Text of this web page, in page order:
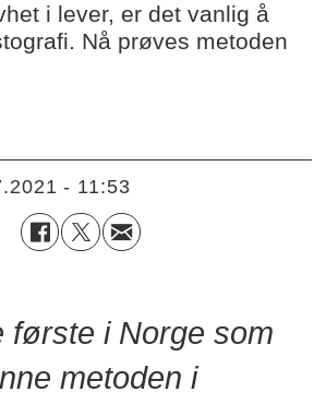
i lever, er det vanlig å
Nå prøves metoden
- 11:53
første i Norge som
metoden i